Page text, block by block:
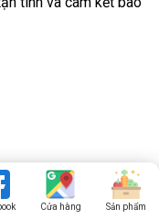
Cửa hàng Sản phẩm